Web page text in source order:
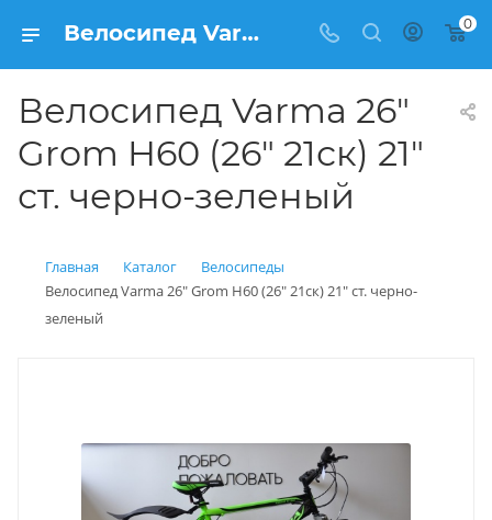
Велосипед Varma 26" Grom H60 (26" 21ск) 21" ст. черно-зеленый купить: цена 11 990 рублей в Балашихе | Интернет магазин Вело150 0
Велосипед Varma 26"
Grom H60 (26" 21ск) 21"
ст. черно-зеленый
Главная Каталог
Велосипеды
Велосипед Varma 26" Grom H60 (26" 21ск) 21" ст. черно-
зеленый